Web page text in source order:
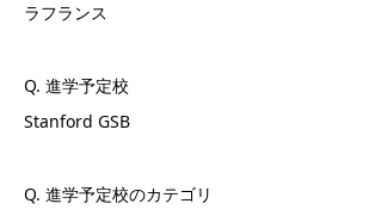
ラフランス
Q. 進学予定校
Stanford GSB
Q. 進学予定校のカテゴリ